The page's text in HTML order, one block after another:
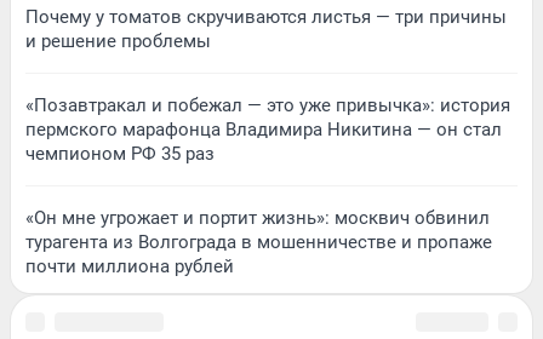
Почему у томатов скручиваются листья — три причины
и решение проблемы
«Позавтракал и побежал — это уже привычка»: история
пермского марафонца Владимира Никитина — он стал
чемпионом РФ 35 раз
«Он мне угрожает и портит жизнь»: москвич обвинил
турагента из Волгограда в мошенничестве и пропаже
почти миллиона рублей